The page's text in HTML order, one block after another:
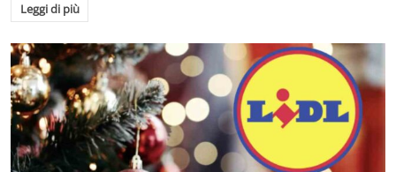
Leggi di più